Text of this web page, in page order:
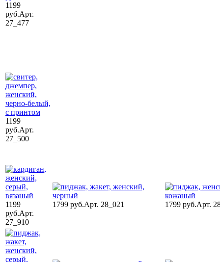
1199
руб.Арт.
27_477
1199
руб.Арт.
27_500
1199
руб.Арт.
27_910
1799 руб.Арт. 28_021 1799 руб.Арт.